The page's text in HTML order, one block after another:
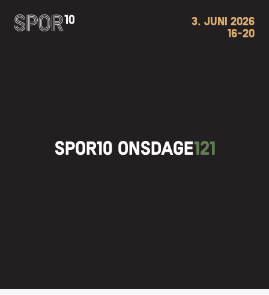
3. JUNI 2026
16-20
SPOR10 ONSDAGE121